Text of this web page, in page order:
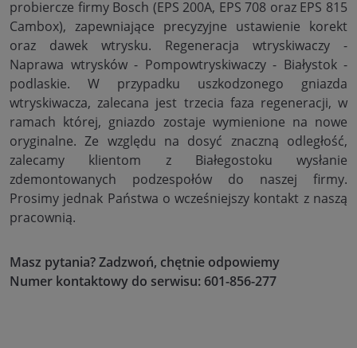
probiercze firmy Bosch (EPS 200A, EPS 708 oraz EPS 815
Cambox), zapewniające precyzyjne ustawienie korekt
oraz dawek wtrysku. Regeneracja wtryskiwaczy -
Naprawa wtrysków - Pompowtryskiwaczy - Białystok -
podlaskie. W przypadku uszkodzonego gniazda
wtryskiwacza, zalecana jest trzecia faza regeneracji, w
ramach której, gniazdo zostaje wymienione na nowe
oryginalne. Ze względu na dosyć znaczną odległość,
zalecamy klientom z Białegostoku wysłanie
zdemontowanych podzespołów do naszej firmy.
Prosimy jednak Państwa o wcześniejszy kontakt z naszą
pracownią.
Masz pytania? Zadzwoń, chętnie odpowiemy
Numer kontaktowy do serwisu: 601-856-277